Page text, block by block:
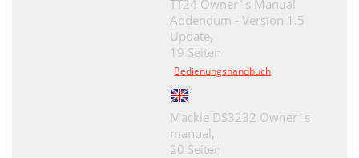
TT24 Owner`s Manual
Addendum - Version 1.5
Update,
19 Seiten
Bedienungshandbuch
Mackie DS3232 Owner`s
manual,
20 Seiten